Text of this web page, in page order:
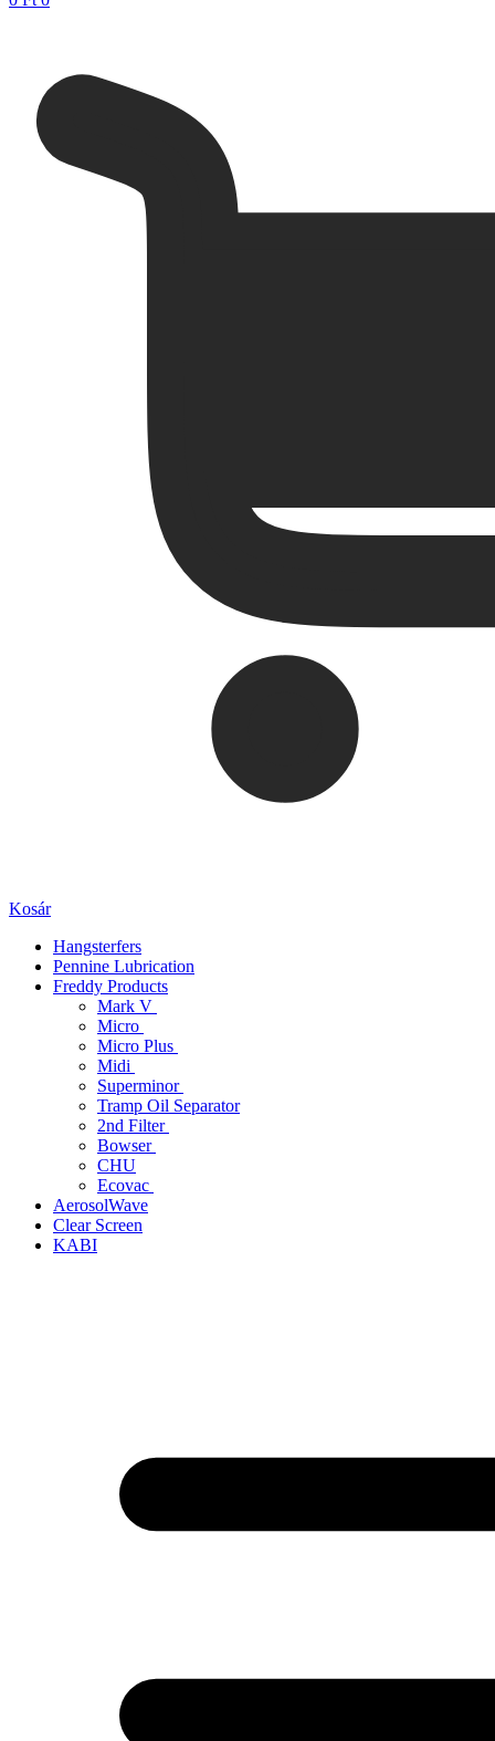
Kosár
Hangsterfers
Pennine Lubrication
Freddy Products
Mark V
Micro
Micro Plus
Midi
Superminor
Tramp Oil Separator
2nd Filter
Bowser
CHU
Ecovac
AerosolWave
Clear Screen
KABI